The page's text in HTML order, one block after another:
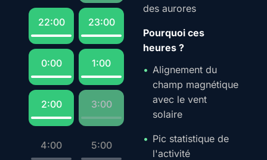
22:00 23:00
0:00 1:00
2:00 3:00
4:00 5:00
des aurores
Pourquoi ces
heures ?
Alignement du
champ magnétique
avec le vent
solaire
Pic statistique de
l'activité